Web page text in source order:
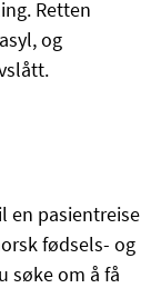
Retten
og
en pasientreise
fødsels- og
søke om å få